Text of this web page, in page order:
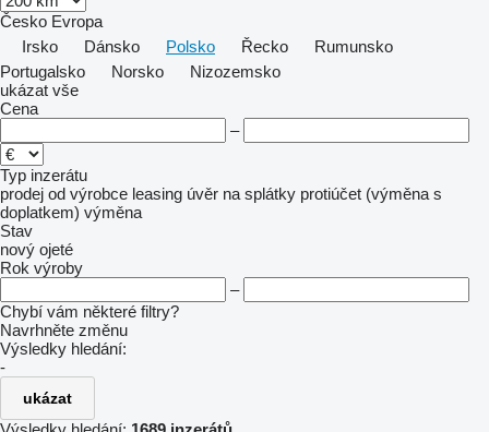
Česko Evropa
Irsko
Dánsko Polsko Řecko
Rumunsko
Portugalsko
Norsko
Nizozemsko
ukázat vše
Cena
–
Typ inzerátu
prodej od výrobce leasing úvěr na splátky protiúčet (výměna s
doplatkem) výměna
Stav
nový ojeté
Rok výroby
–
Chybí vám některé filtry?
Navrhněte změnu
Výsledky hledání:
-
ukázat